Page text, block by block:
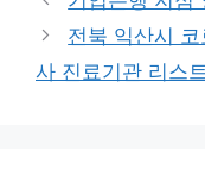
전북 익산시
사 진료기관 리스